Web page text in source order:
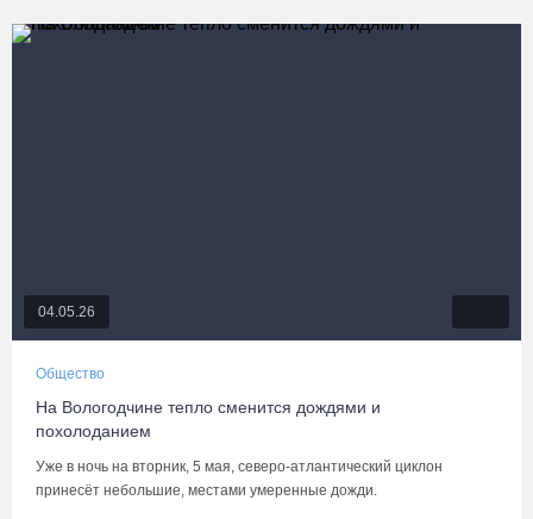
04.05.26
Общество
На Вологодчине тепло сменится дождями и
похолоданием
Уже в ночь на вторник, 5 мая, северо-атлантический циклон
принесёт небольшие, местами умеренные дожди.